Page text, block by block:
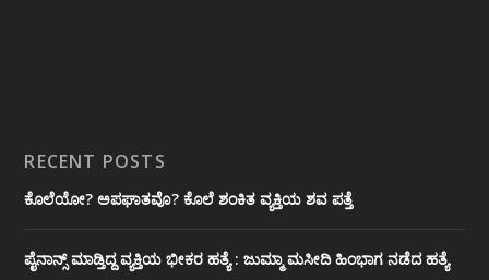
RECENT POSTS
ಕೊಲೆಯೋ? ಅಪಘಾತವೊ? ಕೊಲೆ ಶಂಕಿತ ವ್ಯಕ್ತಿಯ ಶವ ಪತ್ತೆ
ಪೈನಾನ್ಸ್ ಮಾಡ್ತಿದ್ದ ವ್ಯಕ್ತಿಯ ಭೀಕರ‌ ಹತ್ಯೆ : ಜುಮ್ಮಾ ಮಸೀದಿ ಹಿಂಭಾಗ ನಡೆದ ಹತ್ಯೆ